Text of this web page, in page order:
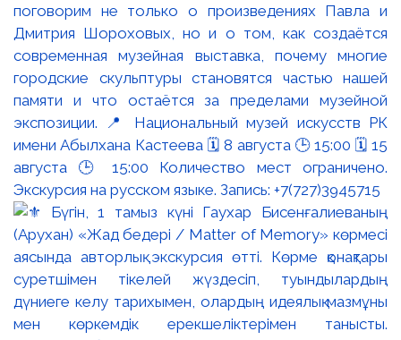
поговорим не только о произведениях Павла и
Дмитрия Шороховых, но и о том, как создаётся
современная музейная выставка, почему многие
городские скульптуры становятся частью нашей
памяти и что остаётся за пределами музейной
экспозиции. 📍 Национальный музей искусств РК
имени Абылхана Кастеева 🗓 8 августа 🕒 15:00 🗓 15
августа 🕒 15:00 Количество мест ограничено.
Экскурсия на русском языке. Запись: +7(727)3945715